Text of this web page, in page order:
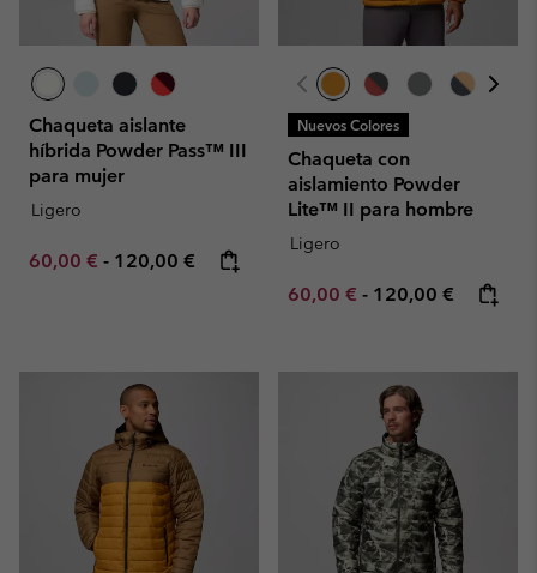
Chaqueta aislante
híbrida Powder Pass™ III
para mujer
Ligero
Minimum sale price:
60,00 € - Maximum price:
120,00 €
Nuevos Colores
Chaqueta con
aislamiento Powder
Lite™ II para hombre
Ligero
Minimum sale price:
60,00 € - Maximum price:
120,00 €